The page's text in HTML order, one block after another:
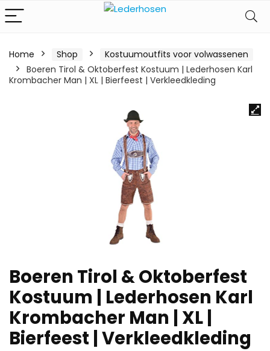
Home Shop
Kostuumoutfits voor volwassenen
Boeren Tirol & Oktoberfest Kostuum | Lederhosen Karl
Krombacher Man | XL | Bierfeest | Verkleedkleding
Boeren Tirol & Oktoberfest
Kostuum | Lederhosen Karl
Krombacher Man | XL |
Bierfeest | Verkleedkleding